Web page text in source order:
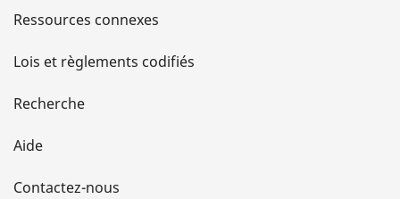
s
d
e
l
Ressources connexes
Lois et règlements codifiés
Recherche
Aide
Contactez-nous